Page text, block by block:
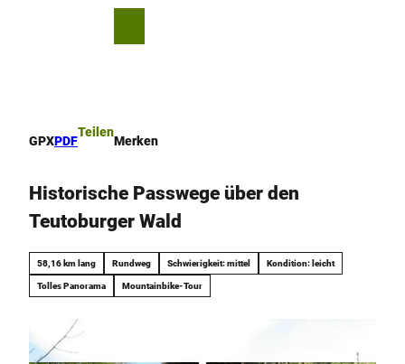
GPXPDF
Teilen
Merken
Historische Passwege über den
Teutoburger Wald
58,16 km lang Rundweg Schwierigkeit: mittel Kondition: leicht
Tolles Panorama Mountainbike-Tour